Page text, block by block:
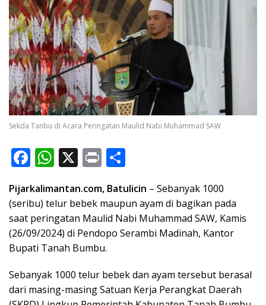
Sekda Tanbu di Acara Peringatan Maulid Nabi Muhammad SAW
F
e
b
o
o
k
W
at
s
A
p
p
X Pr
t ar
e
Pijarkalimantan.com, Batulicin – Sebanyak 1000
(seribu) telur bebek maupun ayam di bagikan pada
saat peringatan Maulid Nabi Muhammad SAW, Kamis
(26/09/2024) di Pendopo Serambi Madinah, Kantor
Bupati Tanah Bumbu.
Sebanyak 1000 telur bebek dan ayam tersebut berasal
dari masing-masing Satuan Kerja Perangkat Daerah